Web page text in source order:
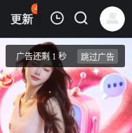
更新
43
热榜 APP
正片